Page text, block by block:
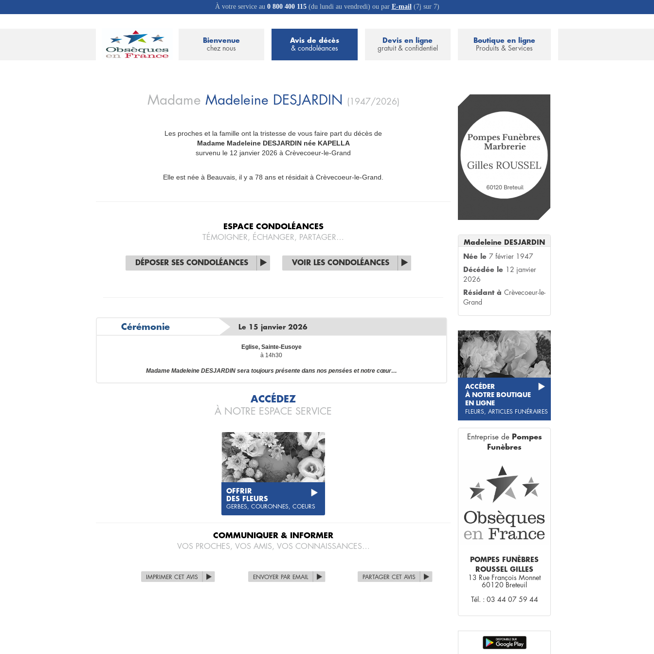
À votre service au 0 800 400 115(du lundi au vendredi) ou par E-mail(7j sur 7)
Bienvenue
chez nous
Avis de décès
& condoléances
Devis en ligne
gratuit & confidentiel
Boutique en ligne
Produits & Services
Madeleine DESJARDIN
Née le 7 février 1947
Décédée le
12 janvier
2026
Résidant à Crèvecoeur-le-
Grand
ACCÉDER
À NOTRE BOUTIQUE
EN LIGNE
FLEURS, ARTICLES FUNÉRAIRES
Entreprise de Pompes
Funèbres
POMPES FUNÈBRES
ROUSSEL GILLES
13 Rue François Monnet
60120 Breteuil
Tél. : 03 44 07 59 44
Madame Madeleine DESJARDIN (1947/2026)
Les proches et la famille ont la tristesse de vous faire part du décès de
Madame Madeleine DESJARDIN née KAPELLA_
survenu le 12 janvier 2026 à Crèvecoeur-le-Grand
Elle est née à Beauvais, il y a 78 ans et résidait à Crèvecoeur-le-Grand.
ESPACE CONDOLÉANCES
TÉMOIGNER, ÉCHANGER, PARTAGER…
DÉPOSER SES CONDOLÉANCES VOIR LES CONDOLÉANCES
Cérémonie Le 15 janvier 2026
Eglise, Sainte-Eusoye
à 14h30
Madame Madeleine DESJARDIN sera toujours présente dans nos pensées et notre cœur…
ACCÉDEZ
À NOTRE ESPACE SERVICE
OFFRIR
DES FLEURS
GERBES, COURONNES, COEURS
COMMUNIQUER & INFORMER
VOS PROCHES, VOS AMIS, VOS CONNAISSANCES…
IMPRIMER CET AVIS ENVOYER PAR EMAIL PARTAGER CET AVIS